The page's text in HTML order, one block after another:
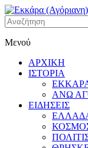
Εκκάρα
(Αγόριανη)
& Άνω
Αγόριανη
Δομοκού
Φθιώτιδος
Μενού
ΑΡΧΙΚΗ
ΙΣΤΟΡΙΑ
ΑΝΩ
ΕΙΔΗΣΕΙΣ